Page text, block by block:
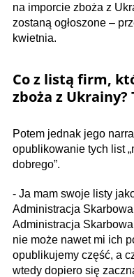
na imporcie zboża z
zostaną ogłoszone –
kwietnia.
Co z listą firm,
zboża z Ukrainy?
Potem jednak jego
opublikowanie tych list
dobrego”.
- Ja mam swoje listy
Administracja
Administracja
nie może nawet mi ich
opublikujemy część, a
wtedy dopiero się